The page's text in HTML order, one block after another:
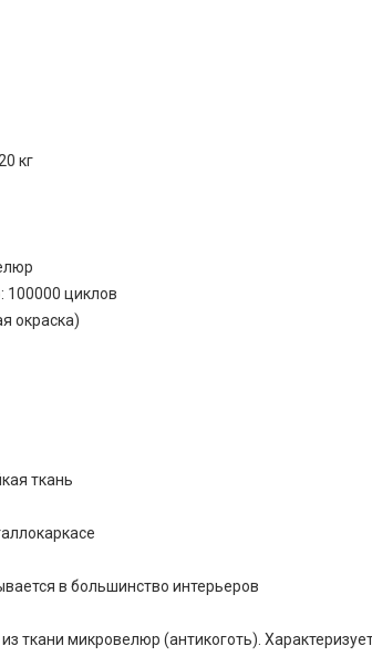
кг
100000 циклов
окраска)
ткань
в большинство интерьеров
ткани микровелюр (антикоготь).